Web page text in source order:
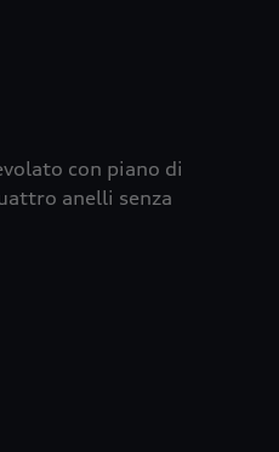
con piano di
anelli senza